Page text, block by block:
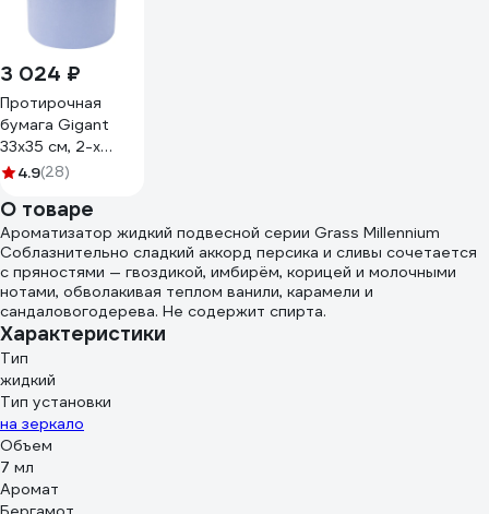
3 024 ₽
Протирочная
бумага Gigant
33x35 см, 2-х
слойная, 1000
4.9(28)
О товаре
Ароматизатор жидкий подвесной серии Grass Millennium
Соблазнительно сладкий аккорд персика и сливы сочетается
с пряностями — гвоздикой, имбирём, корицей и молочными
нотами, обволакивая теплом ванили, карамели и
сандаловогодерева. Не содержит спирта.
Характеристики
Тип
жидкий
Тип установки
на зеркало
Объем
7 мл
Аромат